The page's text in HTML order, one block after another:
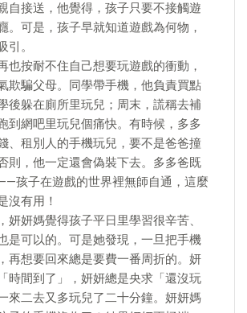
自接送，他覺得，孩子只要不接觸遊
。可是，孩子早就知道遊戲為何物，
引。
也按耐不住自己想要玩遊戲的衝動，
欺騙父母。同學帶手機，他負責買點
後躲在廁所里玩兒；周末，謊稱去補
到網吧里玩兒個痛快。有時候，多多
、租別人的手機玩兒，要不是爸爸撞
則，他一定還會偽裝下去。多多爸既
孩子在遊戲的世界裡無師自通，這麼
沒有用！
妍妍媽覺得孩子平日里學習很辛苦、
是可以的。可是她發現，一旦把手機
再想要回來總是要費一番周折的。妍
時間到了」，妍妍總是央求「還沒玩
來二去又多玩兒了二十分鐘。妍妍媽